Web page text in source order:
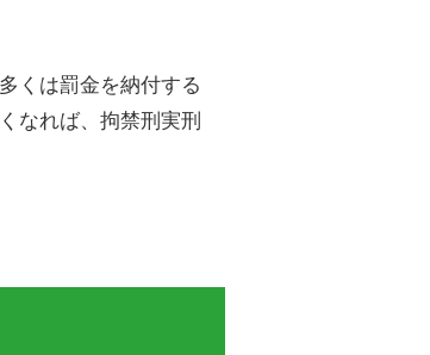
くは罰金を納付する
なれば、拘禁刑実刑